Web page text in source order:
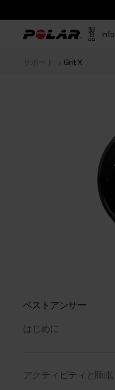
製
品
Info
サポート Grit X
ベストアンサー
はじめに
アクティビティと睡眠